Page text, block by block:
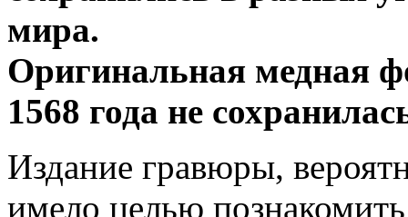
мира.
Оригинальная медная
1568 года не
Издание гравюры,
имело целью познакомить